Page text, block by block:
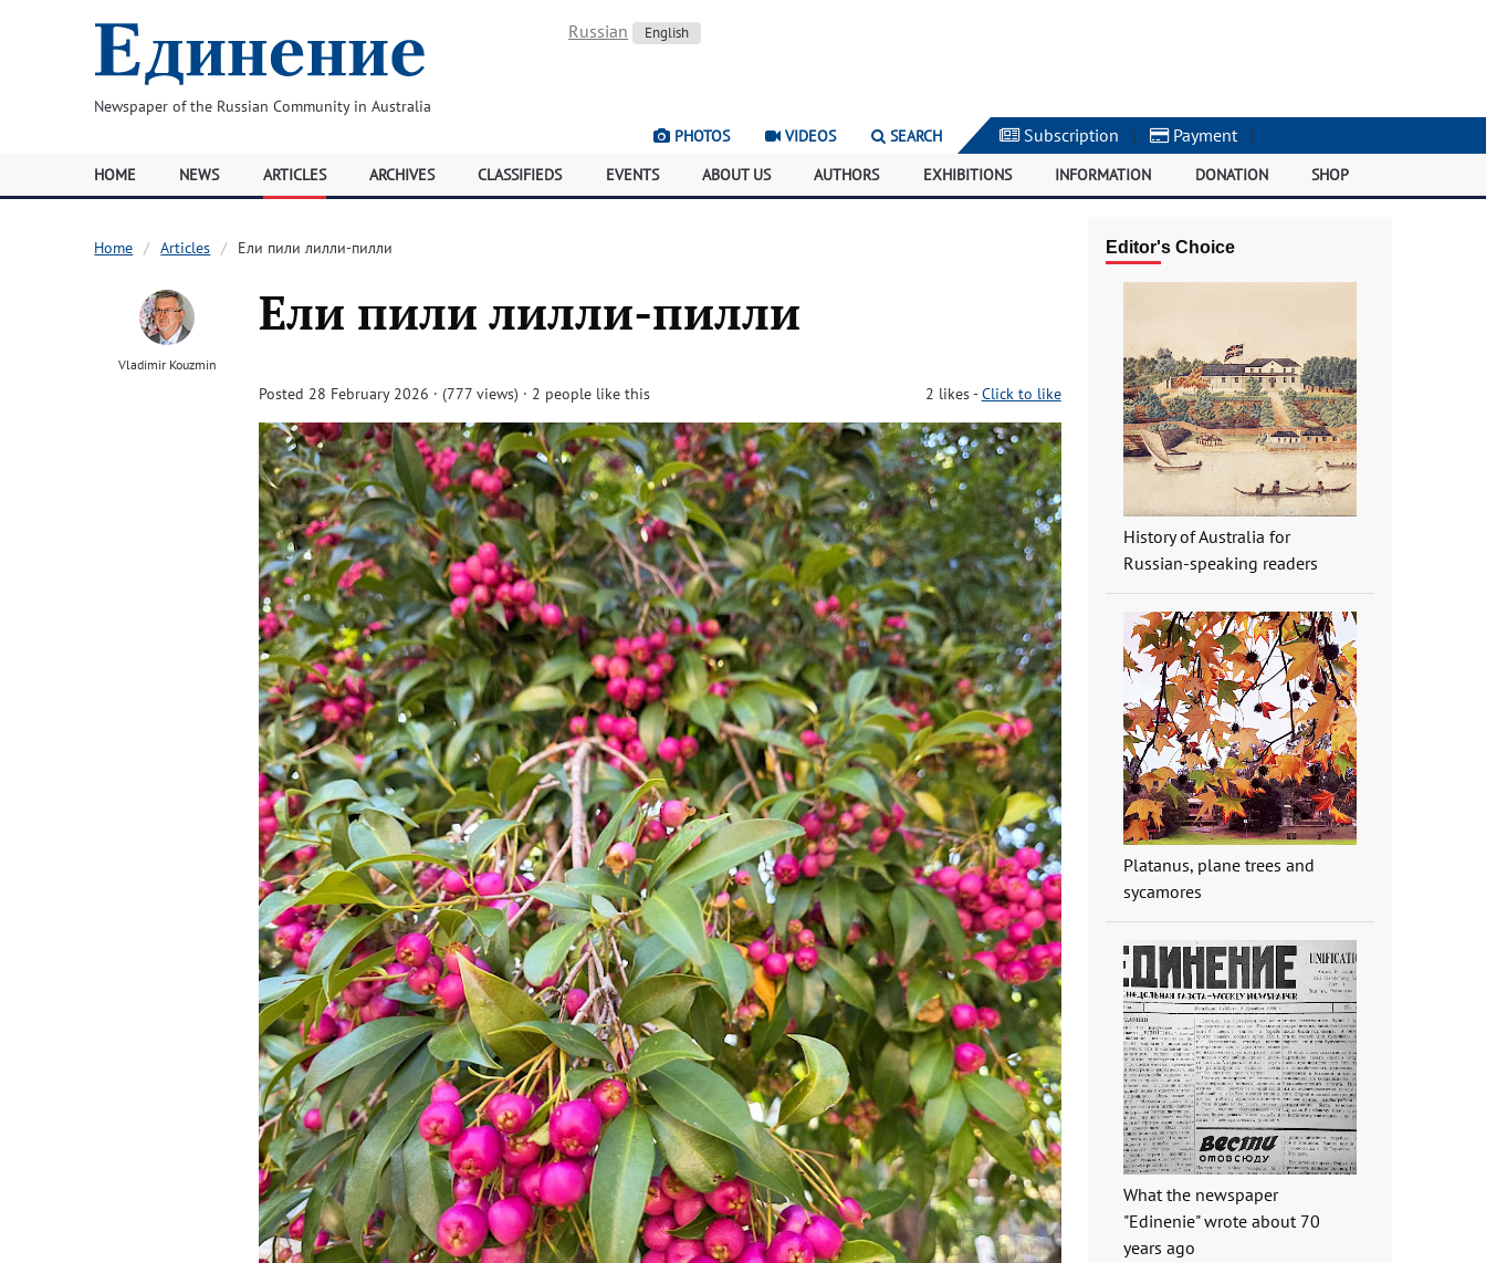
Newspaper of the Russian Community in Australia
Russian English
PHOTOS VIDEOS SEARCH Subscription | Payment |
HOME NEWS ARTICLES ARCHIVES CLASSIFIEDS EVENTS ABOUT US AUTHORS EXHIBITIONS INFORMATION DONATION SHOP
Home Articles Ели пили лилли-пилли
Vladimir Kouzmin
Ели пили лилли-пилли
Posted 28 February 2026 · (777 views) · 2 people like this 2 likes-Click to like
Editor's Choice
History of Australia for
Russian-speaking readers
Platanus, plane trees and
sycamores
What the newspaper
"Edinenie" wrote about 70
years ago